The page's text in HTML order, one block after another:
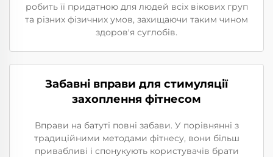
робить її придатною для людей всіх вікових груп
та різних фізичних умов, захищаючи таким чином
здоров'я суглобів.
Забавні вправи для стимуляції
захоплення фітнесом
Вправи на батуті повні забави. У порівнянні з
традиційними методами фітнесу, вони більш
привабливі і спонукують користувачів брати